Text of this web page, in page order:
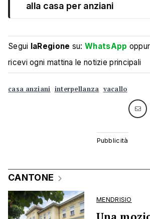
alla casa per anziani
Segui laRegione su:WhatsApp
ricevi ogni mattina le notizie principali
casa anziani interpellanza vacallo
CANTONE
MENDRISIO